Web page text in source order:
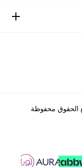
الحقوق محفوظة